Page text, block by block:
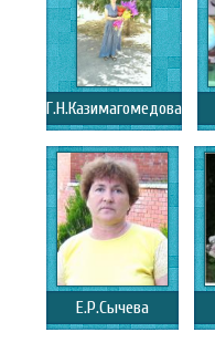
Г.Н.Казимагомедова
E.Р.Сычева